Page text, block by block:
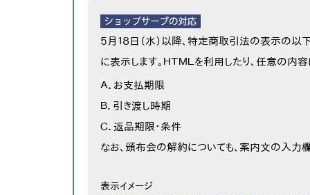
５月１８日（水）以降、特定商取引法の表示の
に表示します。ＨＴＭＬを利用したり、任意の内
Ａ．お支払期限
Ｂ．引き渡し時期
Ｃ．返品期限・条件
なお、頒布会の解約についても、案内文の入力
表示イメージ